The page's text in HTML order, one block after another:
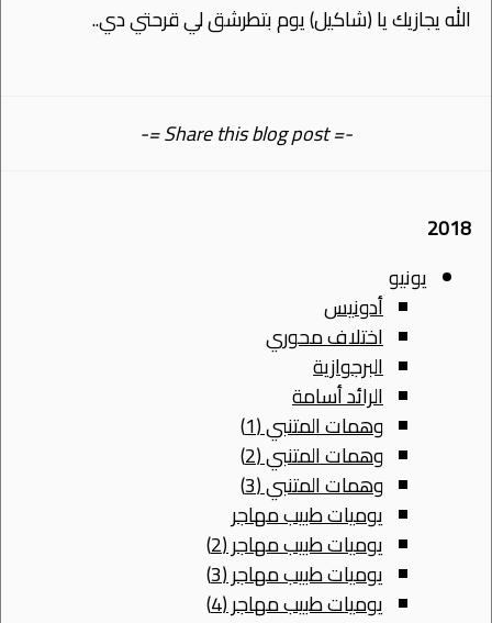
الله يجازيك يا (شاكيل) يوم بتطرشق لي قرحتي دي..
-= Share this blog post =-
2018
يونيو
أدونيس
اختلاف محوري
البرجوازية
الرائد أسامة
وهمات المتنبي (1)
وهمات المتنبي (2)
وهمات المتنبي (3)
يوميات طبيب مهاجر
يوميات طبيب مهاجر (2)
يوميات طبيب مهاجر (3)
يوميات طبيب مهاجر (4)